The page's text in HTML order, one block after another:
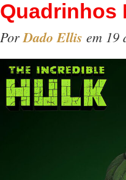
Quadrinhos
PorDado Ellis em 19